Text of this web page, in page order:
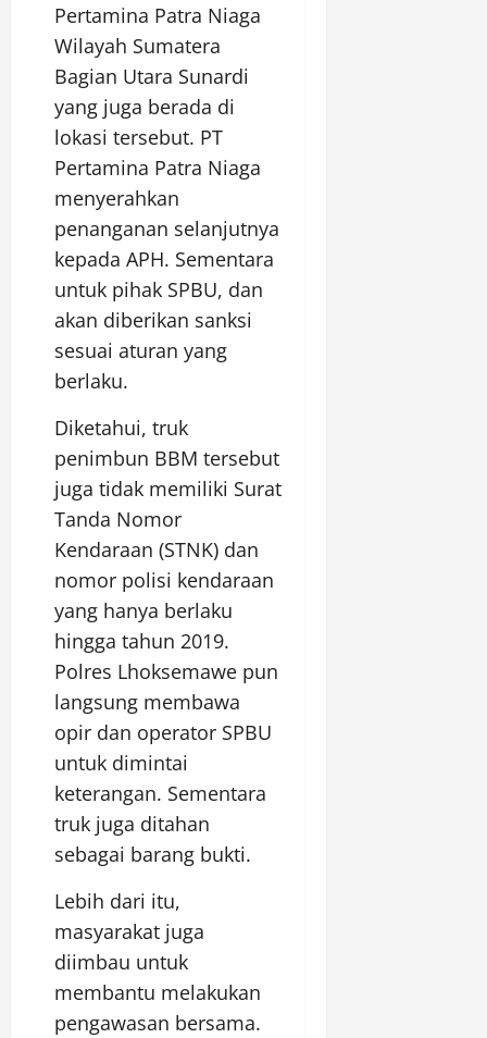
Pertamina Patra Niaga
Wilayah Sumatera
Bagian Utara Sunardi
yang juga berada di
lokasi tersebut. PT
Pertamina Patra Niaga
menyerahkan
penanganan selanjutnya
kepada APH. Sementara
untuk pihak SPBU, dan
akan diberikan sanksi
sesuai aturan yang
berlaku.
Diketahui, truk
penimbun BBM tersebut
juga tidak memiliki Surat
Tanda Nomor
Kendaraan (STNK) dan
nomor polisi kendaraan
yang hanya berlaku
hingga tahun 2019.
Polres Lhoksemawe pun
langsung membawa
opir dan operator SPBU
untuk dimintai
keterangan. Sementara
truk juga ditahan
sebagai barang bukti.
Lebih dari itu,
masyarakat juga
diimbau untuk
membantu melakukan
pengawasan bersama.